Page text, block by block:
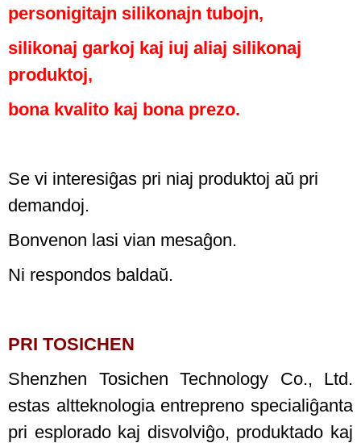
personigitajn silikonajn tubojn,
silikonaj garkoj kaj iuj aliaj silikonaj
produktoj,
bona kvalito kaj bona prezo.
Se vi interesiĝas pri niaj produktoj aŭ pri
demandoj.
Bonvenon lasi vian mesaĝon.
Ni respondos baldaŭ.
PRI TOSICHEN
Shenzhen Tosichen Technology Co., Ltd.
estas altteknologia entrepreno specialiĝanta
pri esplorado kaj disvolviĝo, produktado kaj